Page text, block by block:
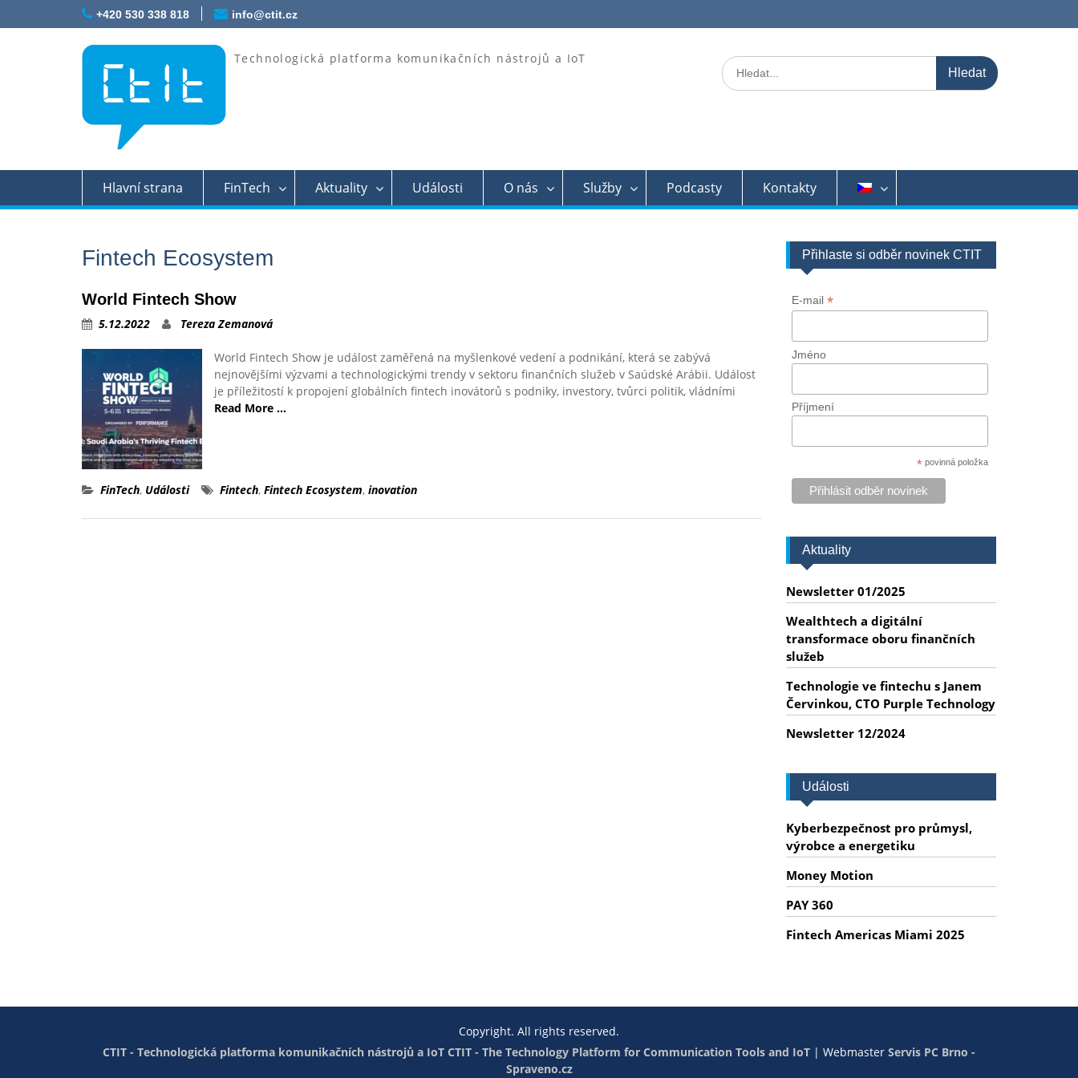
to
+420 530 338 818 info@ctit.cz
Technologická platforma komunikačních nástrojů a IoT
Search
for:
Hlavní strana FinTech Aktuality Události O nás Služby Podcasty Kontakty
Fintech Ecosystem
World Fintech Show
5.12.2022 Tereza Zemanová
World Fintech Show je událost zaměřená na myšlenkové vedení a podnikání, která se zabývá
nejnovějšími výzvami a technologickými trendy v sektoru finančních služeb v Saúdské Arábii. Událost
je příležitostí k propojení globálních fintech inovátorů s podniky, investory, tvůrci politik, vládními
Read More …
FinTech, Události Fintech, Fintech Ecosystem, inovation
Přihlaste si odběr novinek CTIT
E-mail*
Jméno
Příjmení
*povinná položka
Aktuality
Newsletter 01/2025
Wealthtech a digitální
transformace oboru finančních
služeb
Technologie ve fintechu s Janem
Červinkou, CTO Purple Technology
Newsletter 12/2024
Události
Kyberbezpečnost pro průmysl,
výrobce a energetiku
Money Motion
PAY 360
Fintech Americas Miami 2025
Copyright. All rights reserved.
CTIT - Technologická platforma komunikačních nástrojů a IoT CTIT - The Technology Platform for Communication Tools and IoT | Webmaster Servis PC Brno -
Spraveno.cz